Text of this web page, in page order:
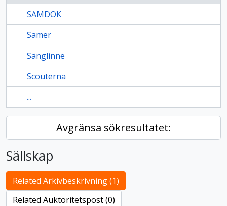
SAMDOK
Samer
Sänglinne
Scouterna
...
Avgränsa sökresultatet:
Sällskap
Related Arkivbeskrivning (1)
Related Auktoritetspost (0)